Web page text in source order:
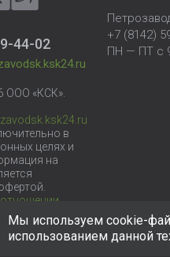
44-02
ООО «КСК».
в
целях и
на
данных
+7 (8142)
ПН — ПТ с
Мы используем cookie-
использованием данной